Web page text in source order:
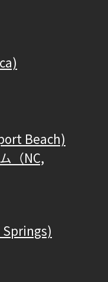
Beach)
（NC,
Springs)